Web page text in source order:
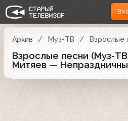
Архив Муз-ТВ Взрослые
Взрослые песни (Муз-
Митяев —